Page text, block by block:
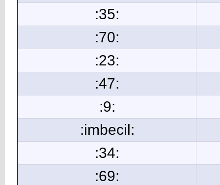
:35:
:70:
:23:
:47:
:9:
:imbecil:
:34:
:69: